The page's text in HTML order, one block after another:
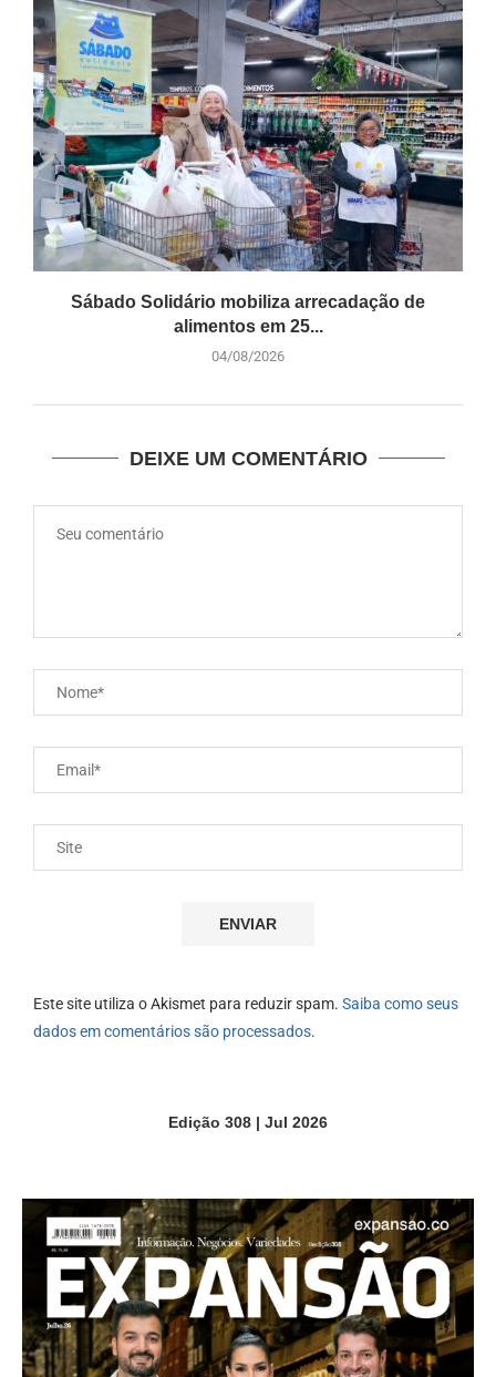
Sábado Solidário mobiliza arrecadação de
alimentos em 25...
04/08/2026
DEIXE UM COMENTÁRIO
Este site utiliza o Akismet para reduzir spam. Saiba como seus
dados em comentários são processados.
Edição 308 | Jul 2026